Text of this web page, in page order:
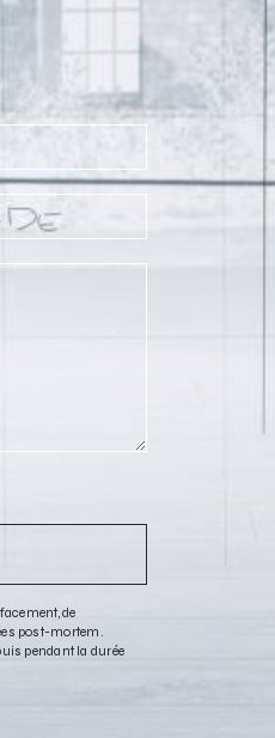
de
post-mortem.
pendant la durée